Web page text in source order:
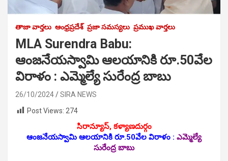
తాజా వార్తలు ఆంధ్రప్రదేశ్ ప్రజా సమస్యలు ప్రముఖ వార్తలు
MLA Surendra Babu:
ఆంజనేయస్వామి ఆలయానికి రూ.50వేల
విరాళం : ఎమ్మెల్యే సురేంద్ర బాబు
26/10/2024
SIRA NEWS
Post Views: 274
సిరాన్యూస్‌, కళ్యాణదుర్గం
ఆంజనేయస్వామి ఆలయానికి రూ.50వేల విరాళం : ఎమ్మెల్యే
సురేంద్ర బాబు